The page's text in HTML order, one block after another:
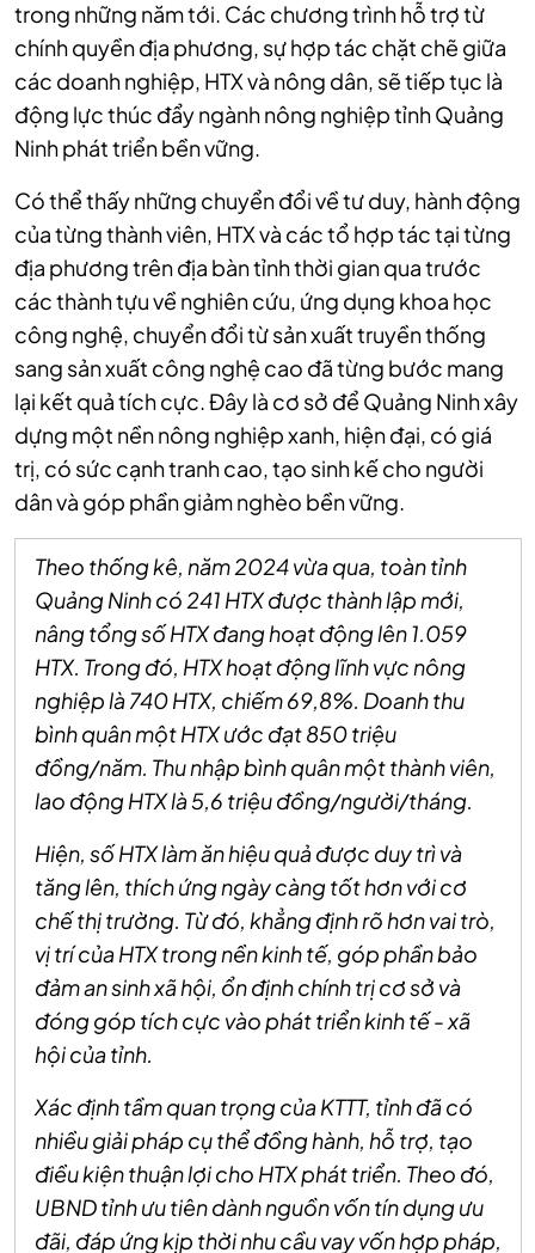
trong những năm tới. Các chương trình hỗ trợ từ
chính quyền địa phương, sự hợp tác chặt chẽ giữa
các doanh nghiệp, HTX và nông dân, sẽ tiếp tục là
động lực thúc đẩy ngành nông nghiệp tỉnh Quảng
Ninh phát triển bền vững.
Có thể thấy những chuyển đổi về tư duy, hành động
của từng thành viên, HTX và các tổ hợp tác tại từng
địa phương trên địa bàn tỉnh thời gian qua trước
các thành tựu về nghiên cứu, ứng dụng khoa học
công nghệ, chuyển đổi từ sản xuất truyền thống
sang sản xuất công nghệ cao đã từng bước mang
lại kết quả tích cực. Đây là cơ sở để Quảng Ninh xây
dựng một nền nông nghiệp xanh, hiện đại, có giá
trị, có sức cạnh tranh cao, tạo sinh kế cho người
dân và góp phần giảm nghèo bền vững.
Theo thống kê, năm 2024 vừa qua, toàn tỉnh
Quảng Ninh có 241 HTX được thành lập mới,
nâng tổng số HTX đang hoạt động lên 1.059
HTX. Trong đó, HTX hoạt động lĩnh vực nông
nghiệp là 740 HTX, chiếm 69,8%. Doanh thu
bình quân một HTX ước đạt 850 triệu
đồng/năm. Thu nhập bình quân một thành viên,
lao động HTX là 5,6 triệu đồng/người/tháng.
Hiện, số HTX làm ăn hiệu quả được duy trì và
tăng lên, thích ứng ngày càng tốt hơn với cơ
chế thị trường. Từ đó, khẳng định rõ hơn vai trò,
vị trí của HTX trong nền kinh tế, góp phần bảo
đảm an sinh xã hội, ổn định chính trị cơ sở và
đóng góp tích cực vào phát triển kinh tế - xã
hội của tỉnh.
Xác định tầm quan trọng của KTTT, tỉnh đã có
nhiều giải pháp cụ thể đồng hành, hỗ trợ, tạo
điều kiện thuận lợi cho HTX phát triển. Theo đó,
UBND tỉnh ưu tiên dành nguồn vốn tín dụng ưu
đãi, đáp ứng kịp thời nhu cầu vay vốn hợp pháp,